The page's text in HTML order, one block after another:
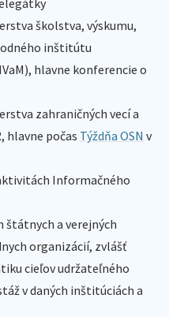
školstva, výskumu,
inštitútu
hlavne konferencie o
zahraničných vecí a
hlavne počas Týždňa OSN v
Informačného
štátnych a verejných
organizácií, zvlášť
cieľov udržateľného
v daných inštitúciách a